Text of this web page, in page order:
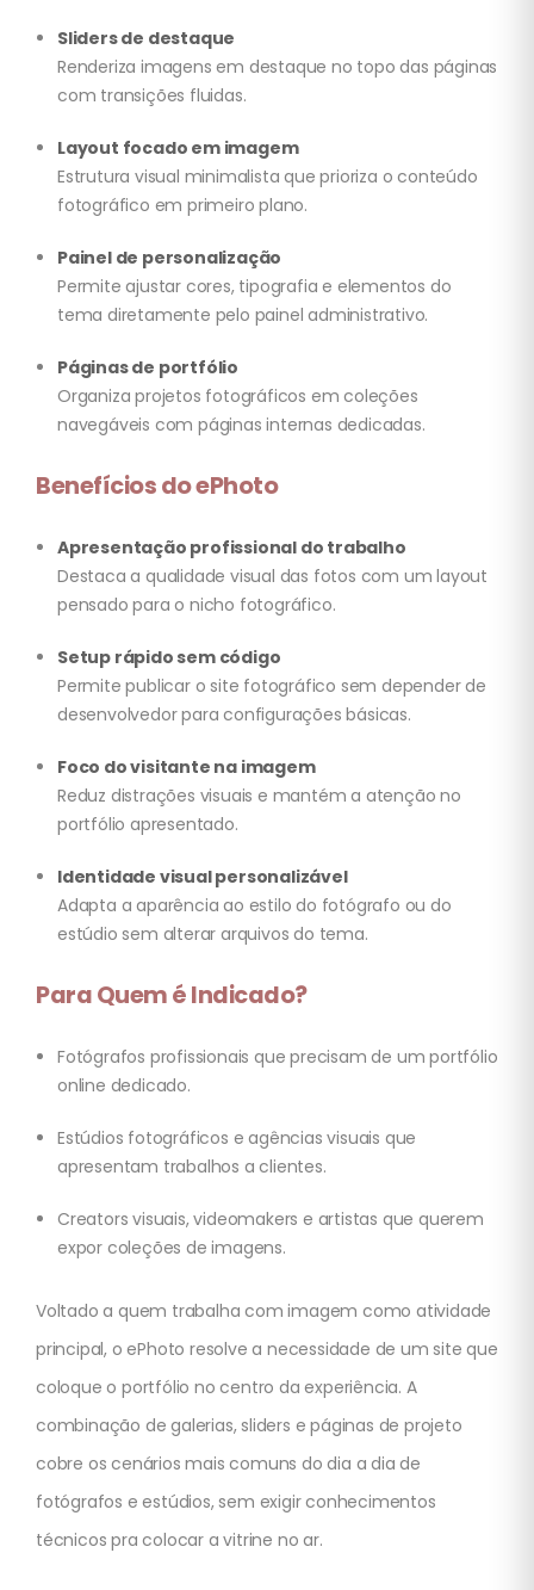
Sliders de destaque
Renderiza imagens em destaque no topo das páginas
com transições fluidas.
Layout focado em imagem
Estrutura visual minimalista que prioriza o conteúdo
fotográfico em primeiro plano.
Painel de personalização
Permite ajustar cores, tipografia e elementos do
tema diretamente pelo painel administrativo.
Páginas de portfólio
Organiza projetos fotográficos em coleções
navegáveis com páginas internas dedicadas.
Benefícios do ePhoto
Apresentação profissional do trabalho
Destaca a qualidade visual das fotos com um layout
pensado para o nicho fotográfico.
Setup rápido sem código
Permite publicar o site fotográfico sem depender de
desenvolvedor para configurações básicas.
Foco do visitante na imagem
Reduz distrações visuais e mantém a atenção no
portfólio apresentado.
Identidade visual personalizável
Adapta a aparência ao estilo do fotógrafo ou do
estúdio sem alterar arquivos do tema.
Para Quem é Indicado?
Fotógrafos profissionais que precisam de um portfólio
online dedicado.
Estúdios fotográficos e agências visuais que
apresentam trabalhos a clientes.
Creators visuais, videomakers e artistas que querem
expor coleções de imagens.
Voltado a quem trabalha com imagem como atividade
principal, o ePhoto resolve a necessidade de um site que
coloque o portfólio no centro da experiência. A
combinação de galerias, sliders e páginas de projeto
cobre os cenários mais comuns do dia a dia de
fotógrafos e estúdios, sem exigir conhecimentos
técnicos pra colocar a vitrine no ar.